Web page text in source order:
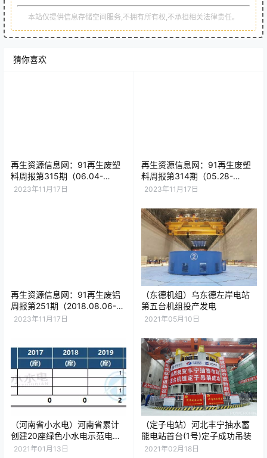
本站仅提供信息存储空间服务,不拥有所有权,不承担相关法律责任。
猜你喜欢
再生资源信息网：91再生废塑
料周报第315期（06.04-
06.08）
2023年11月17日
再生资源信息网：91再生废塑
料周报第314期（05.28-
06.01）
2023年11月17日
再生资源信息网：91再生废铝
周报第251期（2018.08.06-
2018.08.10）
2023年11月17日
（东德机组）乌东德左岸电站
第五台机组投产发电
2021年05月10日
（河南省小水电）河南省累计
创建20座绿色小水电示范电
站，占比3.2%，排名第九
2021年01月13日
（定子电站）河北丰宁抽水蓄
能电站首台(1号)定子成功吊装
2021年02月18日